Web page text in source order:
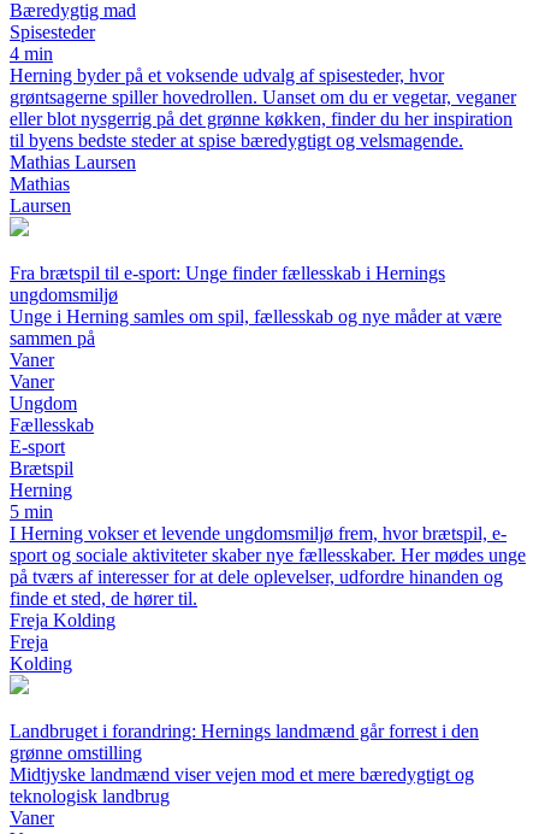
Bæredygtig mad
Spisesteder
4 min
Herning byder på et voksende udvalg af spisesteder, hvor
grøntsagerne spiller hovedrollen. Uanset om du er vegetar, veganer
eller blot nysgerrig på det grønne køkken, finder du her inspiration
til byens bedste steder at spise bæredygtigt og velsmagende.
Mathias Laursen
Mathias
Laursen
Fra brætspil til e-sport: Unge finder fællesskab i Hernings
ungdomsmiljø
Unge i Herning samles om spil, fællesskab og nye måder at være
sammen på
Vaner
Vaner
Ungdom
Fællesskab
E-sport
Brætspil
Herning
5 min
I Herning vokser et levende ungdomsmiljø frem, hvor brætspil, e-
sport og sociale aktiviteter skaber nye fællesskaber. Her mødes unge
på tværs af interesser for at dele oplevelser, udfordre hinanden og
finde et sted, de hører til.
Freja Kolding
Freja
Kolding
Landbruget i forandring: Hernings landmænd går forrest i den
grønne omstilling
Midtjyske landmænd viser vejen mod et mere bæredygtigt og
teknologisk landbrug
Vaner